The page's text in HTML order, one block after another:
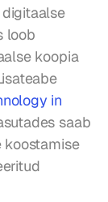
digitaalse
loob
koopia
in
saab